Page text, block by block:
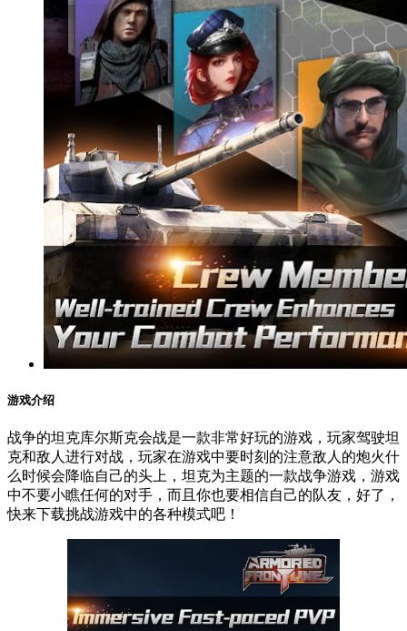
游戏介绍
战争的坦克库尔斯克会战是一款非常好玩的游戏，玩家驾驶坦
克和敌人进行对战，玩家在游戏中要时刻的注意敌人的炮火什
么时候会降临自己的头上，坦克为主题的一款战争游戏，游戏
中不要小瞧任何的对手，而且你也要相信自己的队友，好了，
快来下载挑战游戏中的各种模式吧！